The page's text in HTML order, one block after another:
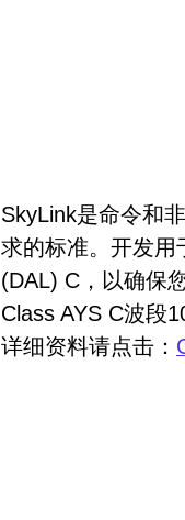
SkyLink是命令和
求的标准。开发用
(DAL) C，以确保
Class AYS C波段
详细资料请点击：